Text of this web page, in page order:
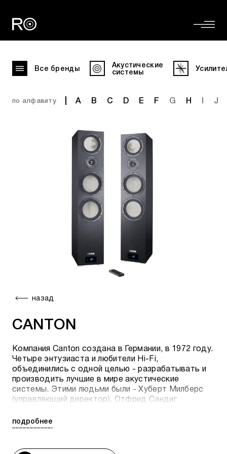
Все бренды
Акустические
системы
по алфавиту A B C D E F G H J
назад
CANTON
Компания Canton создана в Германии, в 1972 году.
Четыре энтузиаста и любители Hi-Fi,
объединились с одной целью - разрабатывать и
производить лучшие в мире акустические
системы. Этими людьми были - Хуберт Милберс
(управляющий директор), Отфрид Сандиг
Гёнтер Сейтц (инженер-разработчик и технолог) и
Вольфганг Сейкритт (руководитель отдела
подробнее